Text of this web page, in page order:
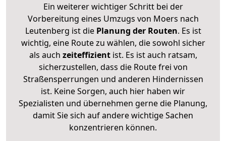
Ein weiterer wichtiger Schritt bei der
Vorbereitung eines Umzugs von Moers nach
Leutenberg ist diePlanung der Routen. Es ist
wichtig, eine Route zu wählen, die sowohl sicher
als auch zeiteffizientist. Es ist auch ratsam,
sicherzustellen, dass die Route frei von
Straßensperrungen und anderen Hindernissen
ist. Keine Sorgen, auch hier haben wir
Spezialisten und übernehmen gerne die Planung,
damit Sie sich auf andere wichtige Sachen
konzentrieren können.